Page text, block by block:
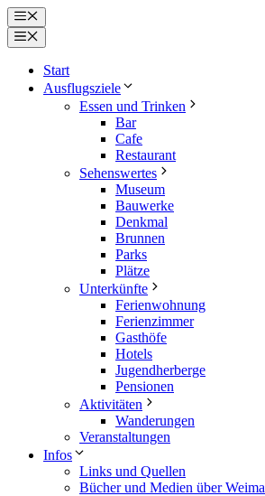
Zum
Inhalt
springen
Menü
Menü
Start
Ausflugsziele
Essen und Trinken
Bar
Cafe
Restaurant
Sehenswertes
Museum
Bauwerke
Denkmal
Brunnen
Parks
Plätze
Unterkünfte
Ferienwohnung
Ferienzimmer
Gasthöfe
Hotels
Jugendherberge
Pensionen
Aktivitäten
Wanderungen
Veranstaltungen
Infos
Links und Quellen
Bücher und Medien über